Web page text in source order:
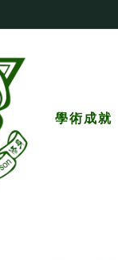
學術成就